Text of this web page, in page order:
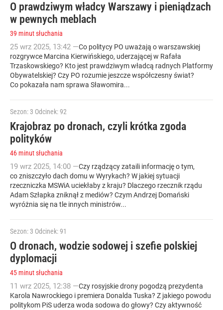
O prawdziwym władcy Warszawy i pieniądzach
w pewnych meblach
39 minut słuchania
25 wrz 2025, 13:42 —Co politycy PO uważają o warszawskiej
rozgrywce Marcina Kierwińskiego, uderzającej w Rafała
Trzaskowskiego? Kto jest prawdziwym władcą radnych Platformy
Obywatelskiej? Czy PO rozumie jeszcze współczesny świat?
Co pokazała nam sprawa Sławomira...
Sezon: 3 Odcinek: 92
Krajobraz po dronach, czyli krótka zgoda
polityków
46 minut słuchania
19 wrz 2025, 14:00 —Czy rządzący zataili informację o tym,
co zniszczyło dach domu w Wyrykach? W jakiej sytuacji
rzeczniczka MSWiA uciekłaby z kraju? Dlaczego rzecznik rządu
Adam Szłapka zniknął z mediów? Czym Andrzej Domański
wyróżnia się na tle innych ministrów...
Sezon: 3 Odcinek: 91
O dronach, wodzie sodowej i szefie polskiej
dyplomacji
45 minut słuchania
11 wrz 2025, 12:38 —Czy rosyjskie drony pogodzą prezydenta
Karola Nawrockiego i premiera Donalda Tuska? Z jakiego powodu
politykom PiS uderza woda sodowa do głowy? Czy aktywność